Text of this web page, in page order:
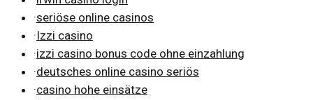
·seriöse online casinos
·Izzi casino
·izzi casino bonus code ohne einzahlung
·deutsches online casino seriös
·casino hohe einsätze